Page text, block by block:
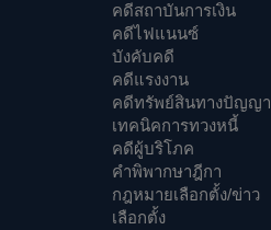
คดีสถาบันการเงิน
คดีไฟแนนซ์
บังคับคดี
คดีแรงงาน
คดีทรัพย์สินทางปัญญา
เทคนิคการทวงหนี้
คดีผู้บริโภค
คำพิพากษาฎีกา
กฎหมายเลือกตั้ง/ข่าว
เลือกตั้ง